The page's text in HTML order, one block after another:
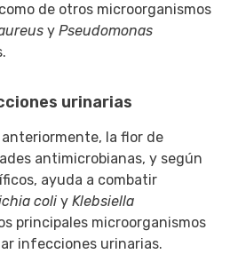
de otros microorganismos
y Pseudomonas
urinarias
la flor de
antimicrobianas, y según
ayuda a combatir
coli y Klebsiella
principales microorganismos
infecciones urinarias.